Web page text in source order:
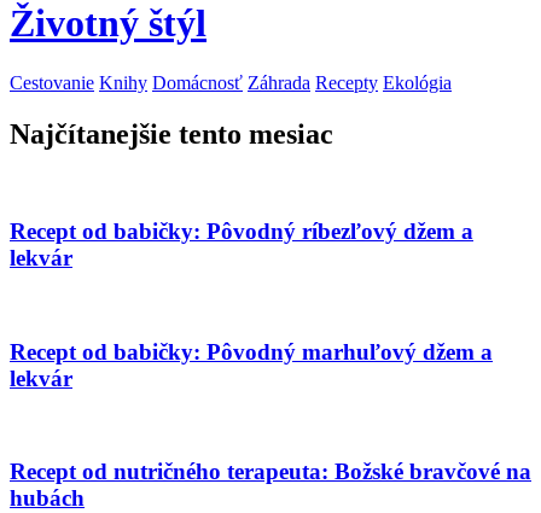
Životný štýl
Cestovanie Knihy Domácnosť Záhrada Recepty Ekológia
Najčítanejšie tento mesiac
Recept od babičky: Pôvodný ríbezľový džem a
lekvár
Recept od babičky: Pôvodný marhuľový džem a
lekvár
Recept od nutričného terapeuta: Božské bravčové na
hubách